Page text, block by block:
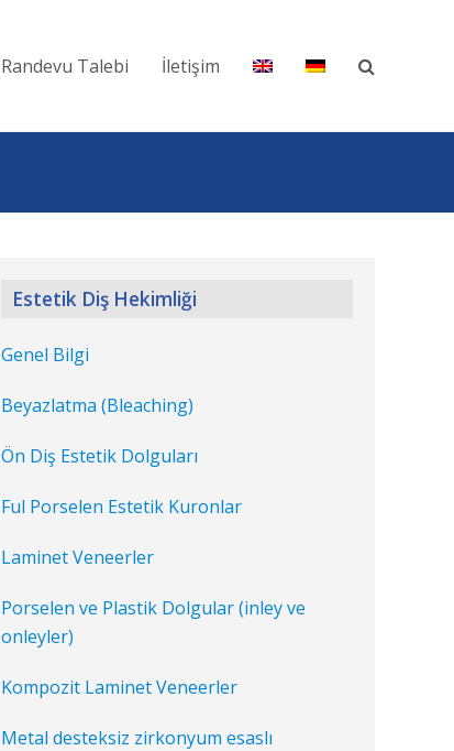
Randevu Talebi İletişim
Estetik Diş Hekimliği
Genel Bilgi
Beyazlatma (Bleaching)
Ön Diş Estetik Dolguları
Ful Porselen Estetik Kuronlar
Laminet Veneerler
Porselen ve Plastik Dolgular (inley ve
onleyler)
Kompozit Laminet Veneerler
Metal desteksiz zirkonyum esaslı